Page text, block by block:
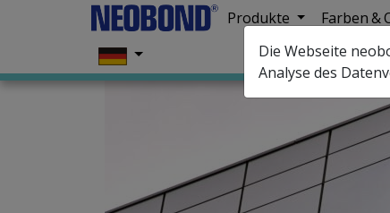
Produkte Farben &
Die Webseite
Analyse des